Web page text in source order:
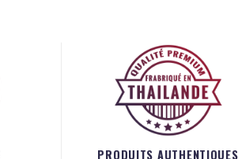
PRODUITS AUTHENTIQUES